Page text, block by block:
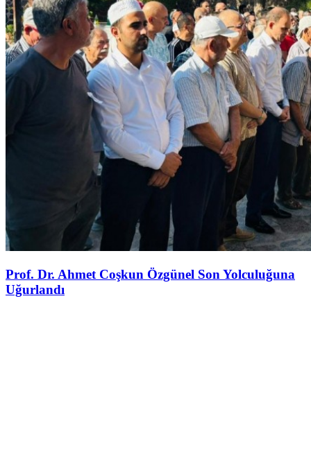
Prof. Dr. Ahmet Coşkun Özgünel Son Yolculuğuna
Uğurlandı